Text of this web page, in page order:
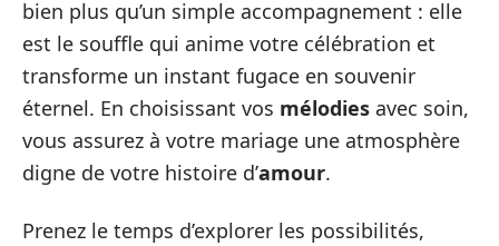
bien plus qu’un simple accompagnement : elle
est le souffle qui anime votre célébration et
transforme un instant fugace en souvenir
éternel. En choisissant vos mélodies avec soin,
vous assurez à votre mariage une atmosphère
digne de votre histoire d’amour.
Prenez le temps d’explorer les possibilités,